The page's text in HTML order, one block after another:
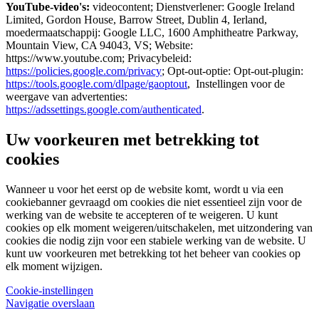
YouTube-video's: videocontent; Dienstverlener: Google Ireland
Limited, Gordon House, Barrow Street, Dublin 4, Ierland,
moedermaatschappij: Google LLC, 1600 Amphitheatre Parkway,
Mountain View, CA 94043, VS; Website:
https://www.youtube.com; Privacybeleid:
https://policies.google.com/privacy; Opt-out-optie: Opt-out-plugin:
https://tools.google.com/dlpage/gaoptout, Instellingen voor de
weergave van advertenties:
https://adssettings.google.com/authenticated.
Uw voorkeuren met betrekking tot
cookies
Wanneer u voor het eerst op de website komt, wordt u via een
cookiebanner gevraagd om cookies die niet essentieel zijn voor de
werking van de website te accepteren of te weigeren. U kunt
cookies op elk moment weigeren/uitschakelen, met uitzondering van
cookies die nodig zijn voor een stabiele werking van de website. U
kunt uw voorkeuren met betrekking tot het beheer van cookies op
elk moment wijzigen.
Cookie-instellingen
Navigatie overslaan